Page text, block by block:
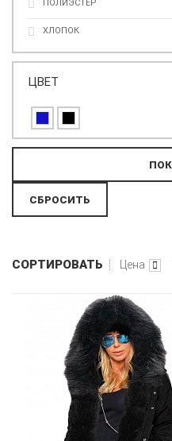
ПОЛИЭСТЕР
ХЛОПОК
ЦВЕТ
СОРТИРОВАТЬ Цена